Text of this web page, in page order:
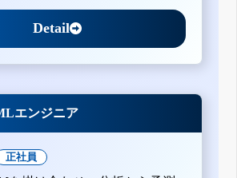
Detail
エンジニア
正社員